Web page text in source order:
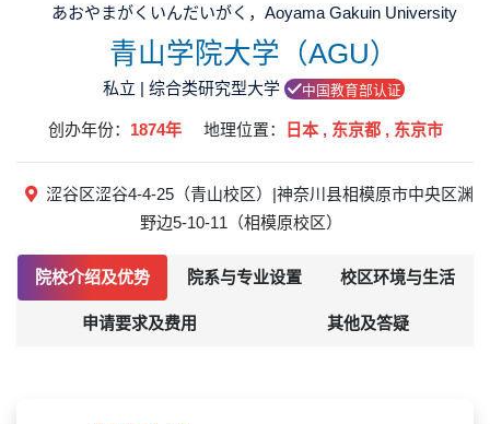
あおやまがくいんだいがく，Aoyama Gakuin University
青山学院大学（AGU）
私立 | 综合类研究型大学 中国教育部认证
创办年份： 1874年 地理位置： 日本 , 东京都 , 东京市
涩谷区涩谷4-4-25（青山校区）|神奈川县相模原市中央区渊
野边5-10-11（相模原校区）
院校介绍及优势 院系与专业设置 校区环境与生活
申请要求及费用 其他及答疑